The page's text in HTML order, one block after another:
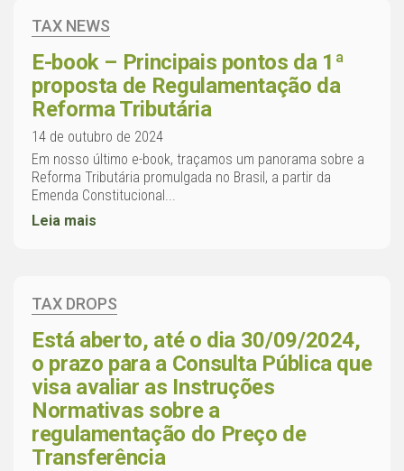
TAX NEWS
E-book – Principais pontos da 1ª
proposta de Regulamentação da
Reforma Tributária
14 de outubro de 2024
Em nosso último e-book, traçamos um panorama sobre a
Reforma Tributária promulgada no Brasil, a partir da
Emenda Constitucional...
Leia mais
TAX DROPS
Está aberto, até o dia 30/09/2024,
o prazo para a Consulta Pública que
visa avaliar as Instruções
Normativas sobre a
regulamentação do Preço de
Transferência